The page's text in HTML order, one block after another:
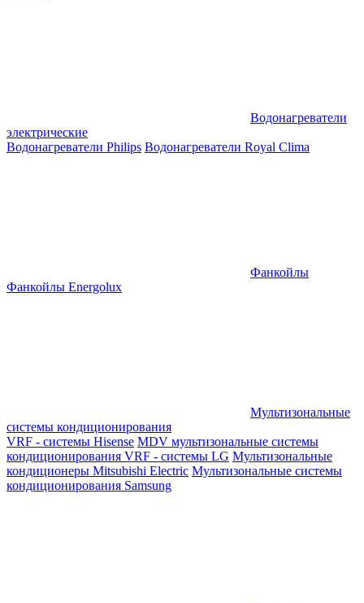
Водонагреватели
электрические
Водонагреватели Philips Водонагреватели Royal Clima
Фанкойлы
Фанкойлы Energolux
Мультизональные
системы кондиционирования
VRF - системы Hisense MDV мультизональные системы
кондиционирования VRF - системы LG Мультизональные
кондиционеры Mitsubishi Electric Мультизональные системы
кондиционирования Samsung